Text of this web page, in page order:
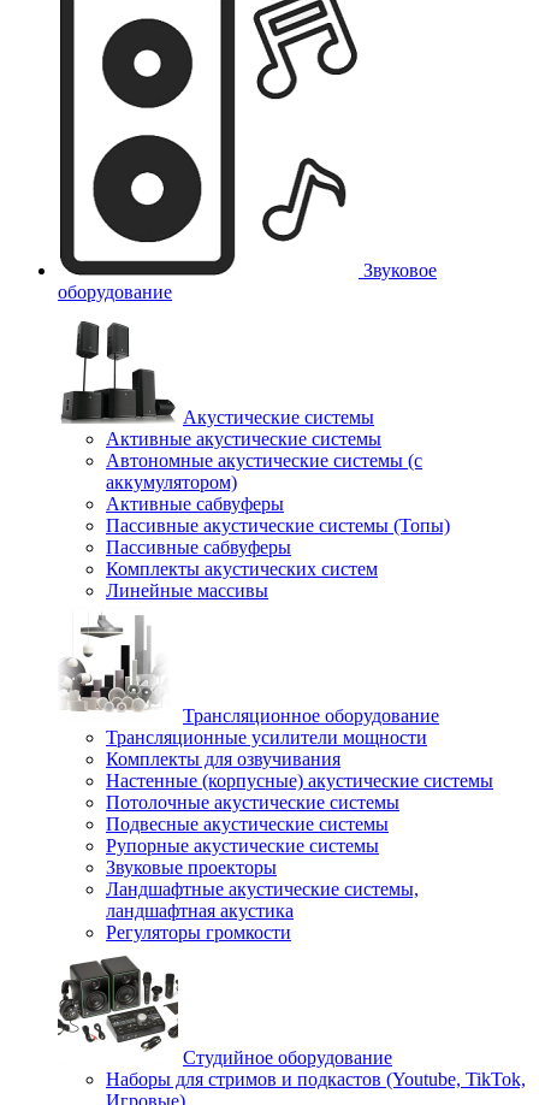
Звуковое
оборудование
Акустические системы
Активные акустические системы
Автономные акустические системы (с
аккумулятором)
Активные сабвуферы
Пассивные акустические системы (Топы)
Пассивные сабвуферы
Комплекты акустических систем
Линейные массивы
Трансляционное оборудование
Трансляционные усилители мощности
Комплекты для озвучивания
Настенные (корпусные) акустические системы
Потолочные акустические системы
Подвесные акустические системы
Рупорные акустические системы
Звуковые проекторы
Ландшафтные акустические системы,
ландшафтная акустика
Регуляторы громкости
Студийное оборудование
Наборы для стримов и подкастов (Youtube, TikTok,
Игровые)